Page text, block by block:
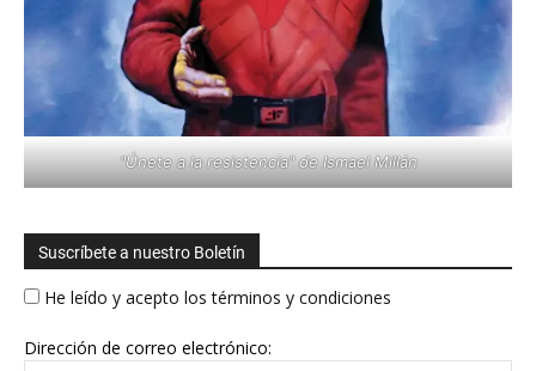
"Únete a la resistencia" de Ismael Millán
Suscríbete a nuestro Boletín
He leído y acepto los términos y condiciones
Dirección de correo electrónico: